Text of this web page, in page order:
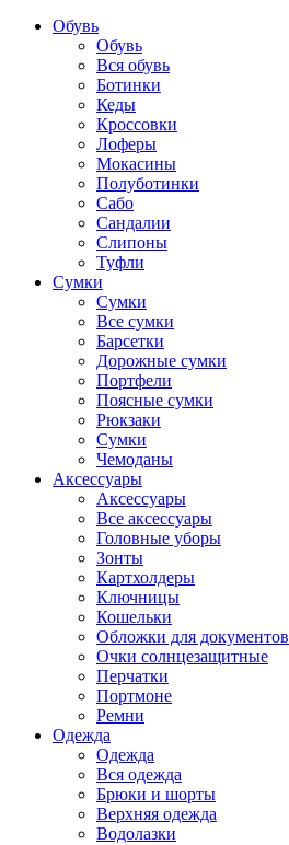
Обувь
Обувь
Вся обувь
Ботинки
Кеды
Кроссовки
Лоферы
Мокасины
Полуботинки
Сабо
Сандалии
Слипоны
Туфли
Сумки
Сумки
Все сумки
Барсетки
Дорожные сумки
Портфели
Поясные сумки
Рюкзаки
Сумки
Чемоданы
Аксессуары
Аксессуары
Все аксессуары
Головные уборы
Зонты
Картхолдеры
Ключницы
Кошельки
Обложки для документов
Очки солнцезащитные
Перчатки
Портмоне
Ремни
Одежда
Одежда
Вся одежда
Брюки и шорты
Верхняя одежда
Водолазки